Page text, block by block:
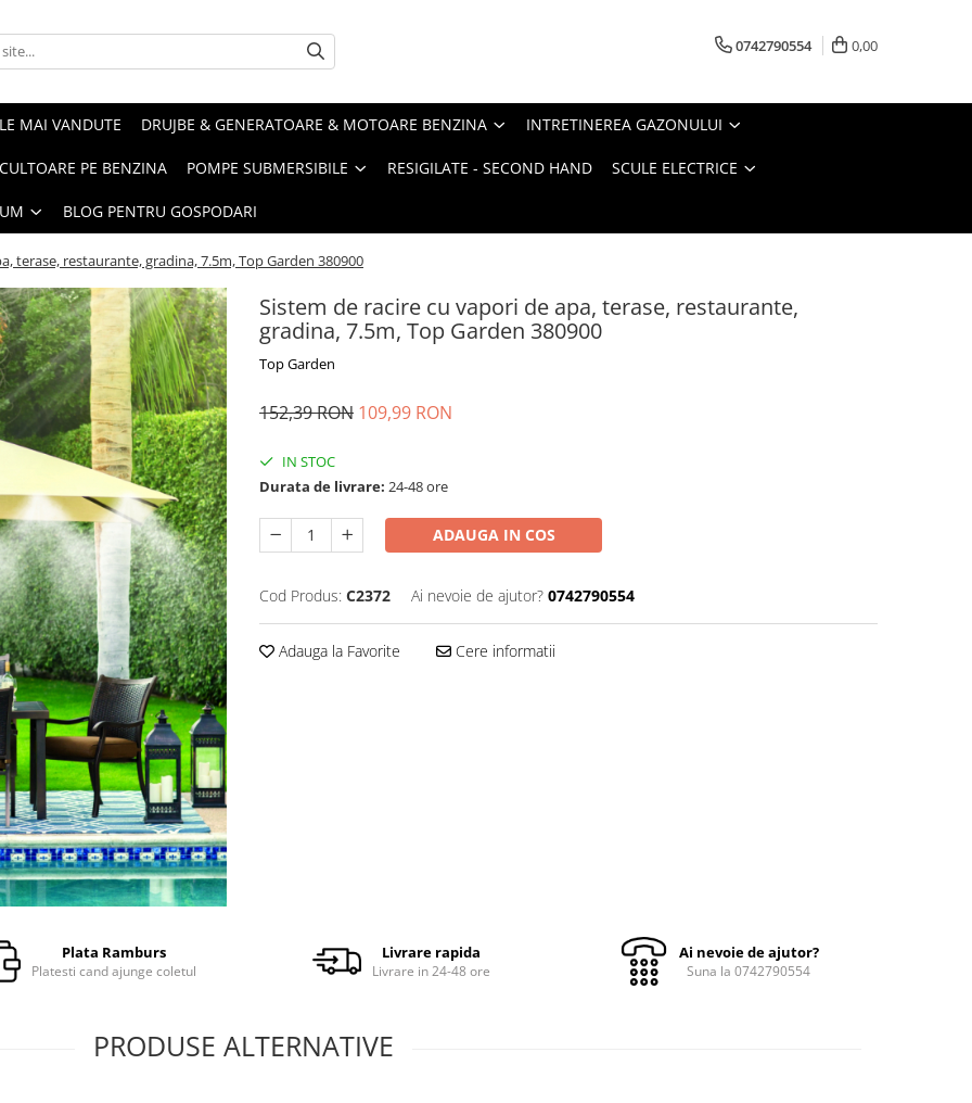
0742790554 0,00
MAI VANDUTE DRUJBE & GENERATOARE & MOTOARE BENZINA INTRETINEREA GAZONULUI
PE BENZINA POMPE SUBMERSIBILE RESIGILATE - SECOND HAND SCULE ELECTRICE
BLOG PENTRU GOSPODARI
terase, restaurante, gradina, 7.5m, Top Garden 380900
Sistem de racire cu vapori de apa, terase, restaurante,
gradina, 7.5m, Top Garden 380900
Top Garden
152,39 RON 109,99 RON
IN STOC
Durata de livrare: 24-48 ore
ADAUGA IN COS
Cod Produs: C2372 Ai nevoie de ajutor? 0742790554
Adauga la Favorite Cere informatii
Plata Ramburs
Platesti cand ajunge coletul
Livrare rapida
Livrare in 24-48 ore
Ai nevoie de ajutor?
Suna la 0742790554
PRODUSE ALTERNATIVE